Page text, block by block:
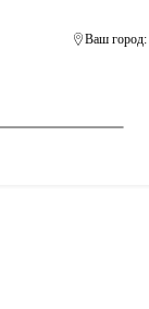
Ваш город: